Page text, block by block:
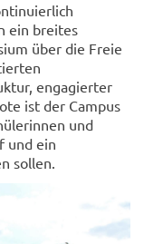
ein breites
über die Freie
engagierter
ist der Campus
und
und ein
sollen.